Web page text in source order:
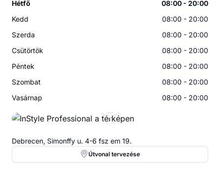
Hétfő
08:00 - 20:00
Kedd
08:00 - 20:00
Szerda
08:00 - 20:00
Csütörtök
08:00 - 20:00
Péntek
08:00 - 20:00
Szombat
08:00 - 20:00
Vasárnap
08:00 - 20:00
Debrecen, Simonffy u. 4-6 fsz em 19.
Útvonal tervezése